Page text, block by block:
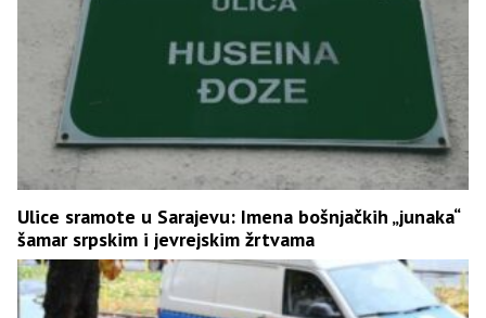
Ulice sramote u Sarajevu: Imena bošnjačkih „junaka“
šamar srpskim i jevrejskim žrtvama